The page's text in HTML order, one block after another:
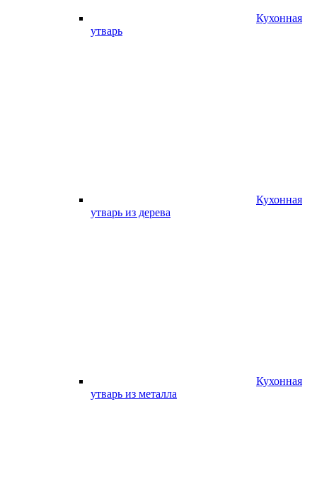
Кухонная
утварь
Кухонная
утварь из дерева
Кухонная
утварь из металла